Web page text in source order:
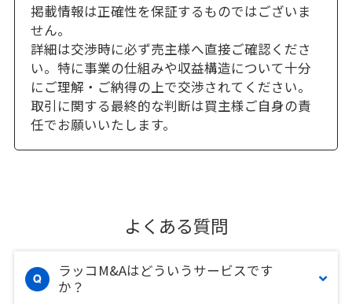
掲載情報は正確性を保証するものではございま
せん。
詳細は交渉時に必ず売主様へ直接ご確認くださ
い。特に事業の仕組みや収益構造について十分
にご理解・ご納得の上で交渉されてください。
取引に関する最終的な判断は買主様ご自身の責
任でお願いいたします。
よくある質問
ラッコM&Aはどういうサービスです
か？